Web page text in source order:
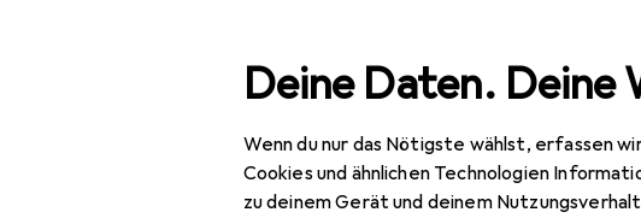
Deine Daten. Deine
Wenn du nur das Nötigste wählst, erfassen
Cookies und ähnlichen Technologien
zu deinem Gerät und deinem
Navigation nach Kategorien